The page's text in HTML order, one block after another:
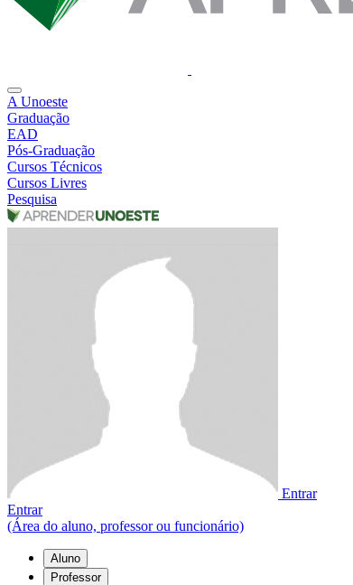
A Unoeste
Graduação
EAD
Pós-Graduação
Cursos Técnicos
Cursos Livres
Pesquisa
Entrar
Entrar
(Área do aluno, professor ou funcionário)
Aluno
Professor